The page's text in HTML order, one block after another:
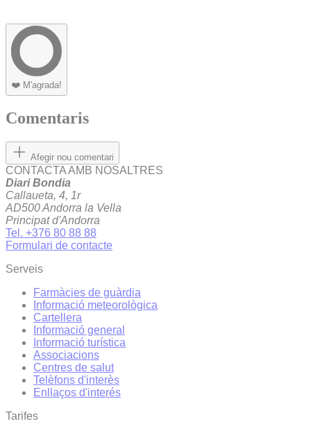
❤️ M'agrada!
Comentaris
Afegir nou comentari
CONTACTA AMB NOSALTRES
Diari Bondia
Callaueta, 4, 1r
AD500 Andorra la Vella
Principat d'Andorra
Tel. +376 80 88 88
Formulari de contacte
Serveis
Farmàcies de guàrdia
Informació meteorològica
Cartellera
Informació general
Informació turística
Associacions
Centres de salut
Telèfons d'interès
Enllaços d'interés
Tarifes